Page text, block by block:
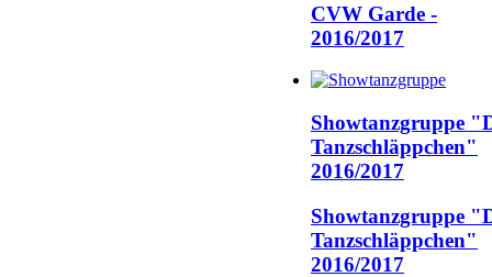
CVW Garde -
2016/2017
Showtanzgruppe
Tanzschläppchen"
2016/2017
Showtanzgruppe
Tanzschläppchen"
2016/2017